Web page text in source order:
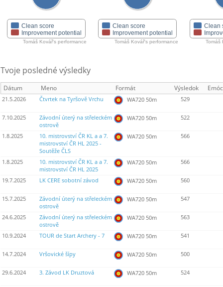
Clean score
Improvement potential
Tomáš Kovář's performance
Clean score
Improvement potential
Tomáš Kovář's performance
Clean
Tomáš
Tvoje posledné výsledky
Dátum Meno Formát Výsledok
21.5.2026 Čtvrtek na Tyršově Vrchu WA720 50m 529
7.10.2025
Závodní úterý na střeleckém
ostrově
WA720 50m 522
1.8.2025
10. mistrovství ČR KL a a 7.
mistrovství ČR HL 2025 -
Soutěže ČLS
WA720 50m 566
1.8.2025
10. mistrovství ČR KL a a 7.
mistrovství ČR HL 2025
WA720 50m 566
19.7.2025 LK CERE sobotní závod WA720 50m 560
15.7.2025
Závodní úterý na střeleckém
ostrově
WA720 50m 547
24.6.2025
Závodní úterý na střeleckém
ostrově
WA720 50m 563
10.9.2024 TOUR de Start Archery - 7 WA720 50m 541
14.7.2024 Vršovické šípy WA720 50m 500
29.6.2024 3. Závod LK Druztová WA720 50m 524